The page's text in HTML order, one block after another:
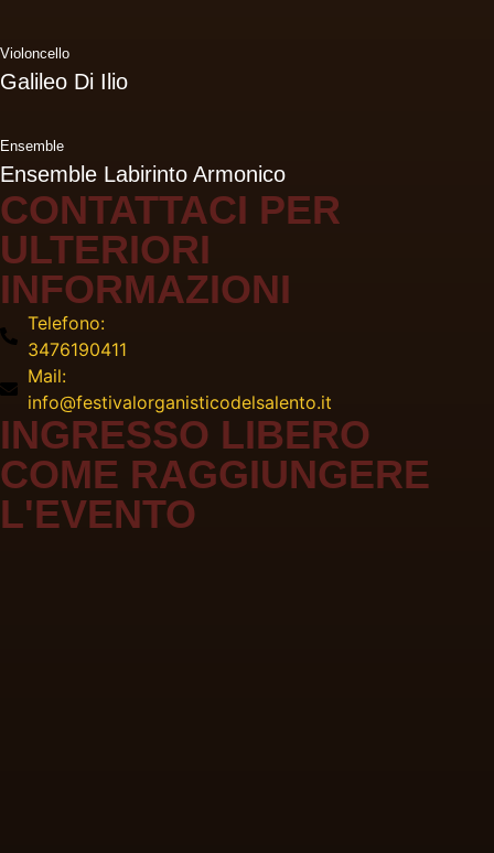
Violoncello
Galileo Di Ilio
Ensemble
Ensemble Labirinto Armonico
CONTATTACI PER
ULTERIORI
INFORMAZIONI
Telefono:
3476190411
Mail:
info@festivalorganisticodelsalento.it
INGRESSO LIBERO
COME RAGGIUNGERE
L'EVENTO